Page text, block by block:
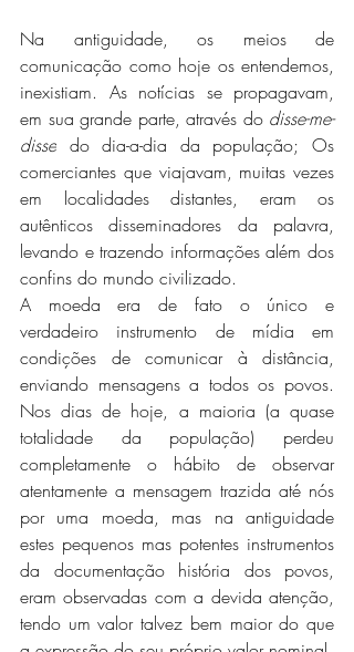
Na antiguidade, os meios de
comunicação como hoje os entendemos,
inexistiam. As notícias se propagavam,
em sua grande parte, através do disse-me-
disse do dia-a-dia da população; Os
comerciantes que viajavam, muitas vezes
em localidades distantes, eram os
autênticos disseminadores da palavra,
levando e trazendo informações além dos
confins do mundo civilizado.
A moeda era de fato o único e
verdadeiro instrumento de mídia em
condições de comunicar à distância,
enviando mensagens a todos os povos.
Nos dias de hoje, a maioria (a quase
totalidade da população) perdeu
completamente o hábito de observar
atentamente a mensagem trazida até nós
por uma moeda, mas na antiguidade
estes pequenos mas potentes instrumentos
da documentação história dos povos,
eram observadas com a devida atenção,
tendo um valor talvez bem maior do que